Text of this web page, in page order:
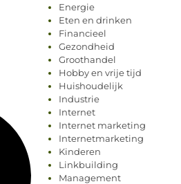
Energie
Eten en drinken
Financieel
Gezondheid
Groothandel
Hobby en vrije tijd
Huishoudelijk
Industrie
Internet
Internet marketing
Internetmarketing
Kinderen
Linkbuilding
Management